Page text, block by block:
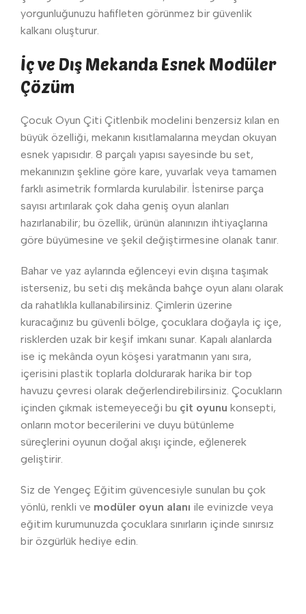
yorgunluğunuzu hafifleten görünmez bir güvenlik
kalkanı oluşturur.
İç ve Dış Mekanda Esnek Modüler
Çözüm
Çocuk Oyun Çiti Çitlenbik modelini benzersiz kılan en
büyük özelliği, mekanın kısıtlamalarına meydan okuyan
esnek yapısıdır. 8 parçalı yapısı sayesinde bu set,
mekanınızın şekline göre kare, yuvarlak veya tamamen
farklı asimetrik formlarda kurulabilir. İstenirse parça
sayısı artırılarak çok daha geniş oyun alanları
hazırlanabilir; bu özellik, ürünün alanınızın ihtiyaçlarına
göre büyümesine ve şekil değiştirmesine olanak tanır.
Bahar ve yaz aylarında eğlenceyi evin dışına taşımak
isterseniz, bu seti dış mekânda bahçe oyun alanı olarak
da rahatlıkla kullanabilirsiniz. Çimlerin üzerine
kuracağınız bu güvenli bölge, çocuklara doğayla iç içe,
risklerden uzak bir keşif imkanı sunar. Kapalı alanlarda
ise iç mekânda oyun köşesi yaratmanın yanı sıra,
içerisini plastik toplarla doldurarak harika bir top
havuzu çevresi olarak değerlendirebilirsiniz. Çocukların
içinden çıkmak istemeyeceği bu çit oyunu konsepti,
onların motor becerilerini ve duyu bütünleme
süreçlerini oyunun doğal akışı içinde, eğlenerek
geliştirir.
Siz de Yengeç Eğitim güvencesiyle sunulan bu çok
yönlü, renkli ve modüler oyun alanı ile evinizde veya
eğitim kurumunuzda çocuklara sınırların içinde sınırsız
bir özgürlük hediye edin.